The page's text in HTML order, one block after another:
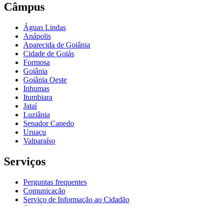
Câmpus
Águas Lindas
Anápolis
Aparecida de Goiânia
Cidade de Goiás
Formosa
Goiânia
Goiânia Oeste
Inhumas
Itumbiara
Jataí
Luziânia
Senador Canedo
Uruaçu
Valparaíso
Serviços
Perguntas frequentes
Comunicação
Serviço de Informação ao Cidadão